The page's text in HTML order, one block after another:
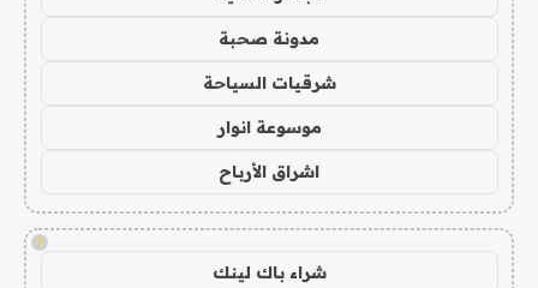
مدونة صحبة
شرقيات السياحة
موسوعة انوار
اشراق الأرباح
!
شراء باك لينك